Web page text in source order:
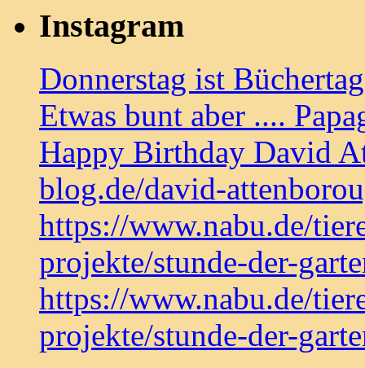
Instagram
Donnerstag ist
Etwas bunt aber ....
Happy Birthday David
blog.de/david-
https://www.nabu.de/
projekte/stunde-der-
https://www.nabu.de/
projekte/stunde-der-